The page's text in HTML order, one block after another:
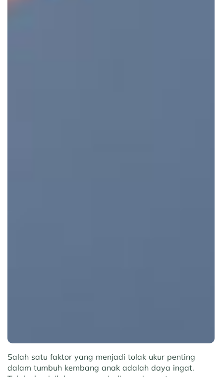
Salah satu faktor yang menjadi tolak ukur penting
dalam tumbuh kembang anak adalah daya ingat.